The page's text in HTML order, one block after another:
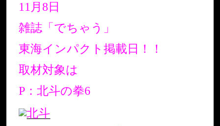
11月8日
雑誌「でちゃう」
東海インパクト掲載日！！
取材対象は
P：北斗の拳6